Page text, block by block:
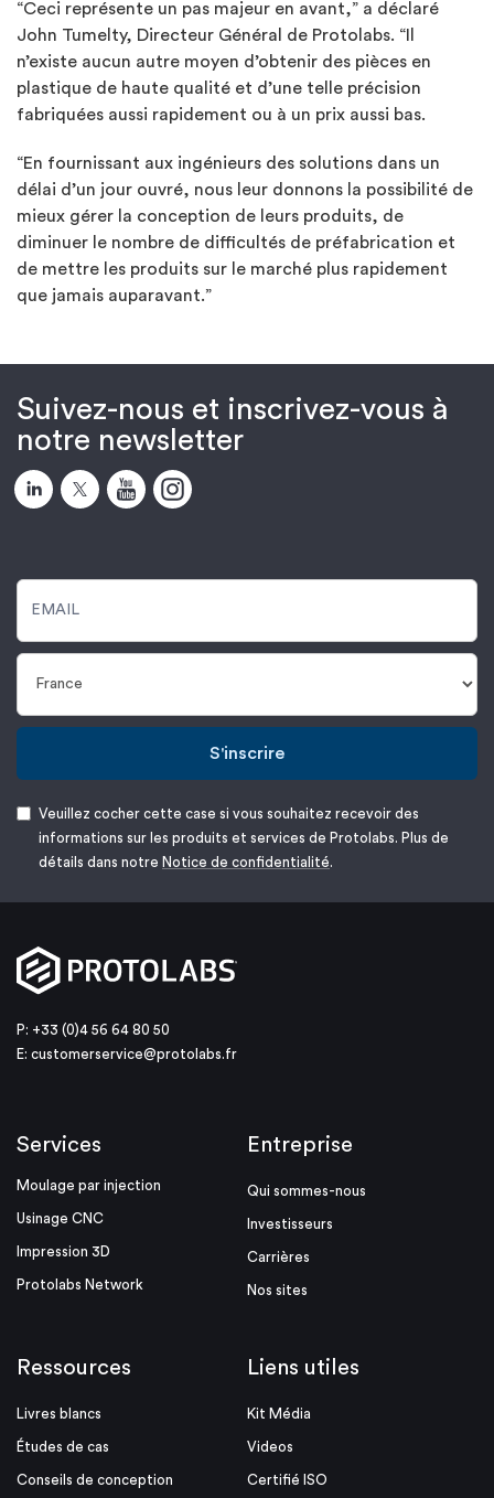
“Ceci représente un pas majeur en avant,” a déclaré
John Tumelty, Directeur Général de Protolabs. “Il
n’existe aucun autre moyen d’obtenir des pièces en
plastique de haute qualité et d’une telle précision
fabriquées aussi rapidement ou à un prix aussi bas.
“En fournissant aux ingénieurs des solutions dans un
délai d’un jour ouvré, nous leur donnons la possibilité de
mieux gérer la conception de leurs produits, de
diminuer le nombre de difficultés de préfabrication et
de mettre les produits sur le marché plus rapidement
que jamais auparavant.”
Suivez-nous et inscrivez-vous à
notre newsletter
S'inscrire
Veuillez cocher cette case si vous souhaitez recevoir des
informations sur les produits et services de Protolabs. Plus de
détails dans notre Notice de confidentialité.
P: +33 (0)4 56 64 80 50
E: customerservice@protolabs.fr
Services
Moulage par injection
Usinage CNC
Impression 3D
Protolabs Network
Entreprise
Qui sommes-nous
Investisseurs
Carrières
Nos sites
Ressources
Livres blancs
Études de cas
Conseils de conception
Liens utiles
Kit Média
Videos
Certifié ISO